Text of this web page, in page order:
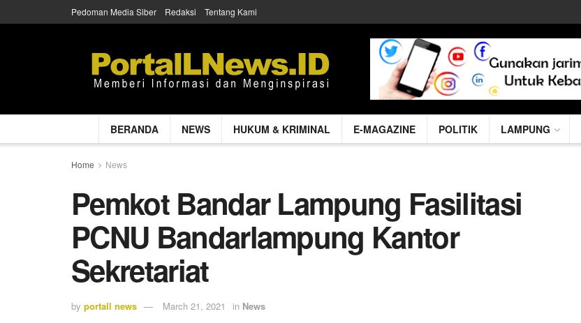
Pedoman Media Siber Redaksi Tentang Kami
BERANDA NEWS HUKUM & KRIMINAL E-MAGAZINE POLITIK LAMPUNG
Home News
Pemkot Bandar Lampung Fasilitasi
PCNU Bandarlampung Kantor
Sekretariat
by portall news March 21, 2021 in News